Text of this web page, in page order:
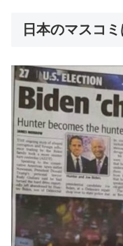
日本のマスコ